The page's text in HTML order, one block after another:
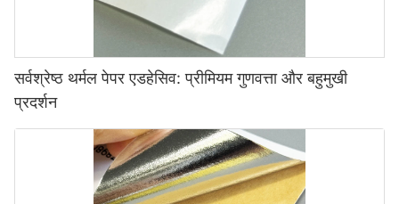
सर्वश्रेष्ठ थर्मल पेपर एडहेसिव: प्रीमियम गुणवत्ता और बहुमुखी
प्रदर्शन